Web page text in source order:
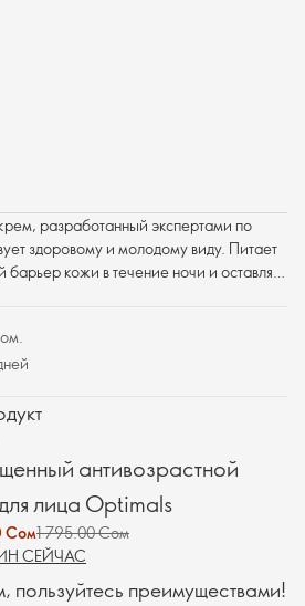
разработанный экспертами по
здоровому и молодому виду. Питает
барьер кожи в течение ночи и оставляет
антивозрастной
лица Optimals
Сом1 795.00 Сом
СЕЙЧАС
пользуйтесь преимуществами!